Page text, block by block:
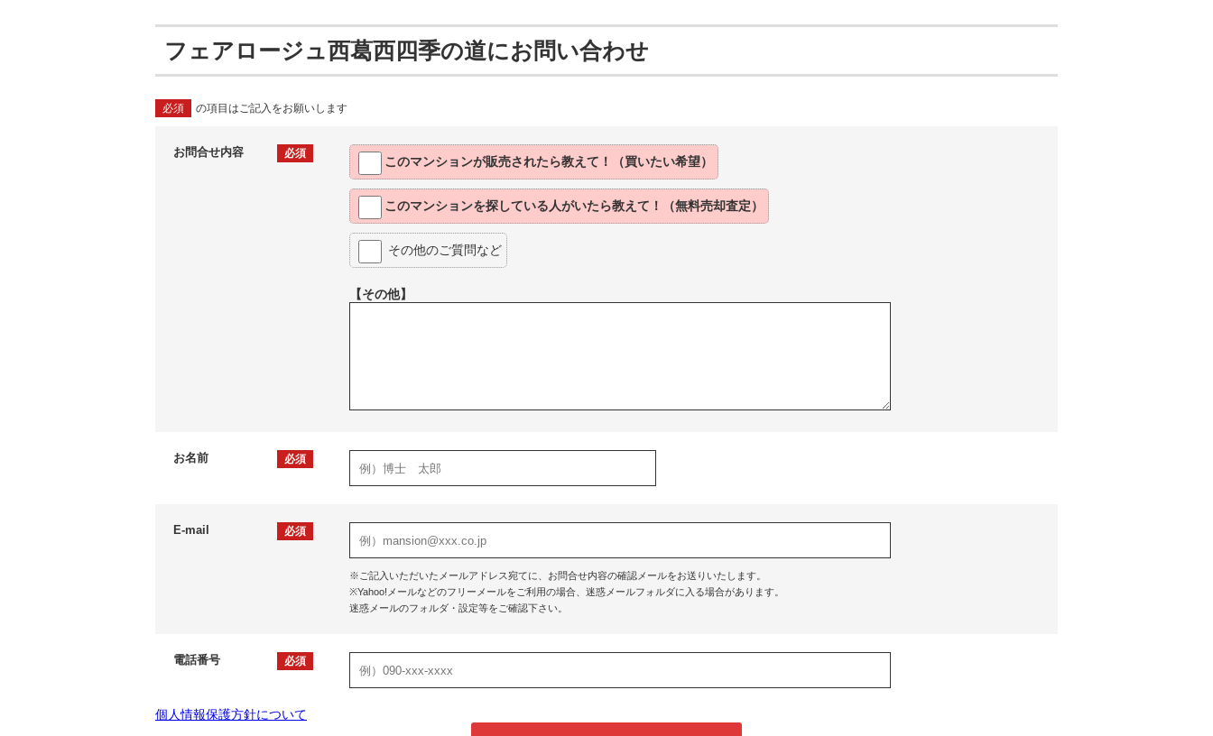
フェアロージュ西葛西四季の道にお問い合わせ
必須 の項目はご記入をお願いします
お問合せ内容 必須
このマンションが販売されたら教えて！（買いたい希望）
このマンションを探している人がいたら教えて！（無料売却査定）
その他のご質問など
【その他】
お名前 必須
E-mail 必須
※ご記入いただいたメールアドレス宛てに、お問合せ内容の確認メールをお送りいたします。
※Yahoo!メールなどのフリーメールをご利用の場合、迷惑メールフォルダに入る場合があります。
迷惑メールのフォルダ・設定等をご確認下さい。
電話番号 必須
個人情報保護方針について